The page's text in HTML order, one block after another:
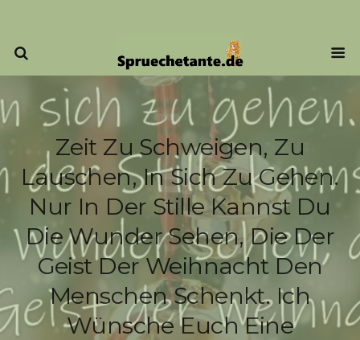
Zeit Zu Schweigen, Zu
Lauschen, In Sich Zu Gehen.
Nur In Der Stille Kannst Du
Die Wunder Sehen, Die Der
Geist Der Weihnacht Den
Menschen Schenkt. Ich
Wünsche Euch Eine